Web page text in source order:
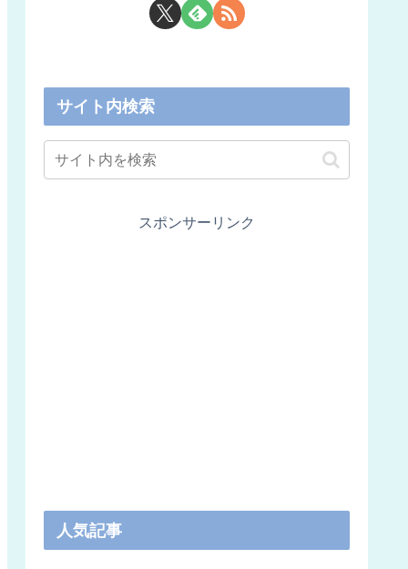
サイト内検索
スポンサーリンク
人気記事